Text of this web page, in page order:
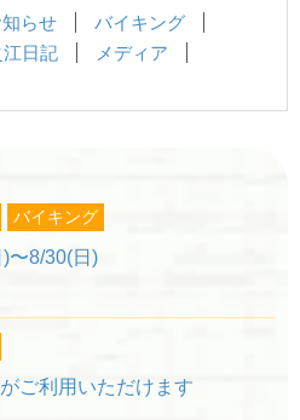
之江日記
らせ
バイキング
日記
メディア
バイキング
〜8/30(日)
ご利用いただけます